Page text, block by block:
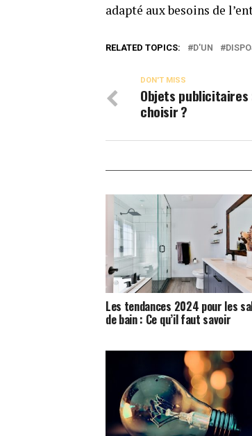
adapté aux besoins de
RELATED TOPICS: D'UN
DON'T MISS
Objets
choisir ?
Les tendances 2024 pour les
de bain : Ce qu’il faut savoir